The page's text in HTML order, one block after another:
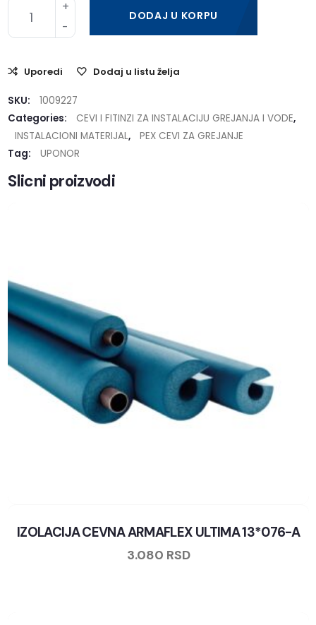
DODAJ U KORPU
Uporedi Dodaj u listu želja
SKU:
1009227
Categories:
CEVI I FITINZI ZA INSTALACIJU GREJANJA I VODE,
INSTALACIONI MATERIJAL,
PEX CEVI ZA GREJANJE
Tag:
UPONOR
Slicni proizvodi
IZOLACIJA CEVNA ARMAFLEX ULTIMA 13*076-A
3.080 RSD